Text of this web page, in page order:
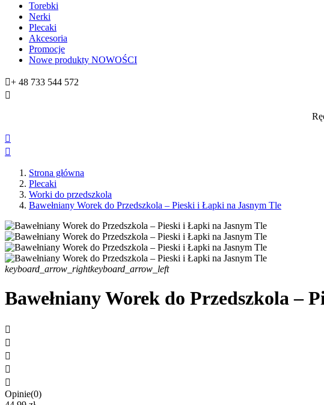
Torebki
Nerki
Plecaki
Akcesoria
Promocje
Nowe produkty NOWOŚCI
+ 48 733 544 572



Strona główna
Plecaki
Worki do przedszkola
Bawełniany Worek do Przedszkola – Pieski i Łapki na Jasnym Tle
keyboard_arrow_rightkeyboard_arrow_left
Bawełniany Worek do Przedszkola –





Opinie(0)